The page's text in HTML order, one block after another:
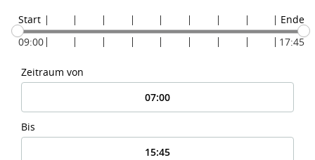
Start
09:00
Ende
17:45
Zeitraum von
Bis